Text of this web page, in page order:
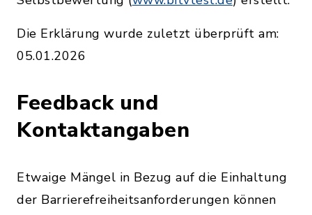
Die Erklärung wurde zuletzt überprüft am:
05.01.2026
Feedback und
Kontaktangaben
Etwaige Mängel in Bezug auf die Einhaltung
der Barrierefreiheitsanforderungen können